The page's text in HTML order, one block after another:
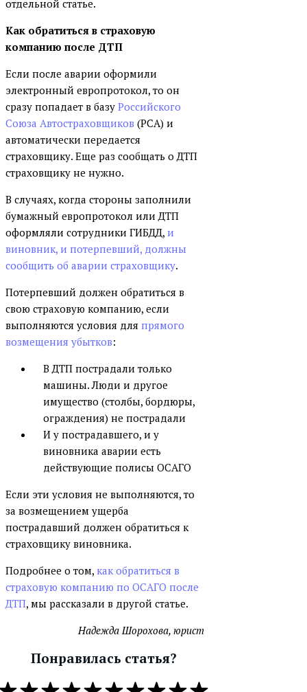
отдельной статье.
Как обратиться в страховую
компанию после ДТП
Если после аварии оформили
электронный европротокол, то он
сразу попадает в базу Российского
Союза Автостраховщиков (РСА) и
автоматически передается
страховщику. Еще раз сообщать о ДТП
страховщику не нужно.
В случаях, когда стороны заполнили
бумажный европротокол или ДТП
оформляли сотрудники ГИБДД, и
виновник, и потерпевший, должны
сообщить об аварии страховщику.
Потерпевший должен обратиться в
свою страховую компанию, если
выполняются условия для прямого
возмещения убытков:
В ДТП пострадали только
машины. Люди и другое
имущество (столбы, бордюры,
ограждения) не пострадали
И у пострадавшего, и у
виновника аварии есть
действующие полисы ОСАГО
Если эти условия не выполняются, то
за возмещением ущерба
пострадавший должен обратиться к
страховщику виновника.
Подробнее о том, как обратиться в
страховую компанию по ОСАГО после
ДТП, мы рассказали в другой статье.
Надежда Шорохова, юрист
Понравилась статья?